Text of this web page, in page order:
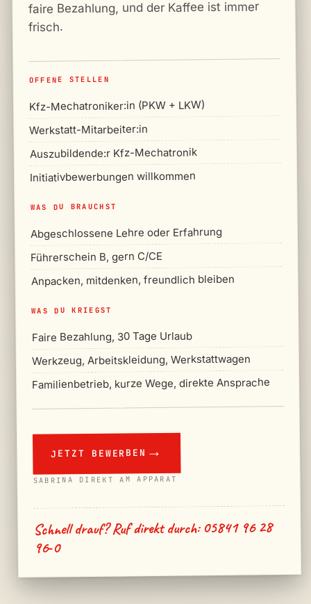
faire Bezahlung, und der Kaffee ist immer
frisch.
OFFENE STELLEN
Kfz-Mechatroniker:in (PKW + LKW)
Werkstatt-Mitarbeiter:in
Auszubildende:r Kfz-Mechatronik
Initiativbewerbungen willkommen
WAS DU BRAUCHST
Abgeschlossene Lehre oder Erfahrung
Führerschein B, gern C/CE
Anpacken, mitdenken, freundlich bleiben
WAS DU KRIEGST
Faire Bezahlung, 30 Tage Urlaub
Werkzeug, Arbeitskleidung, Werkstattwagen
Familienbetrieb, kurze Wege, direkte Ansprache
JETZT BEWERBEN
SABRINA DIREKT AM APPARAT
Schnell drauf? Ruf direkt durch:05841 96 28
96‑0